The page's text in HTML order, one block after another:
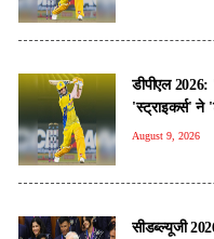
डीपीएल
'स्ट्राइकर्स' ने
August 9, 2026
सीडब्ल्यूजी